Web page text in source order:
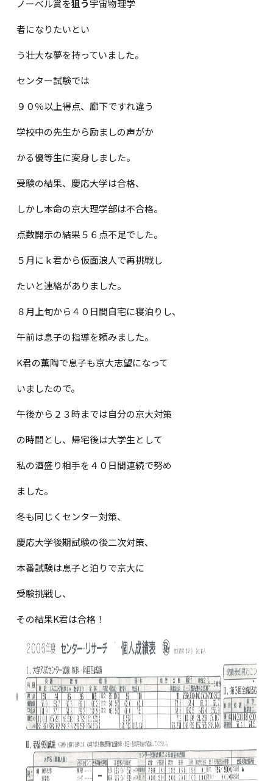
ノーべル賞を狙う宇宙物理学
者になりたいとい
う壮大な夢を持っていました。
センター試験では
９０％以上得点、廊下ですれ違う
学校中の先生から励ましの声がか
かる優等生に変身しました。
受験の結果、慶応大学は合格、
しかし本命の京大理学部は不合格。
点数開示の結果５６点不足でした。
５月にｋ君から仮面浪人で再挑戦し
たいと連絡がありました。
８月上旬から４０日間自宅に寝泊りし、
午前は息子の指導を頼みました。
K君の薫陶で息子も京大志望になって
いましたので。
午後から２３時までは自分の京大対策
の時間とし、帰宅後は大学生として
私の酒盛り相手を４０日間連続で努め
ました。
冬も同じくセンター対策、
慶応大学後期試験の後二次対策、
本番試験は息子と泊りで京大に
受験挑戦し、
その結果K君は合格！